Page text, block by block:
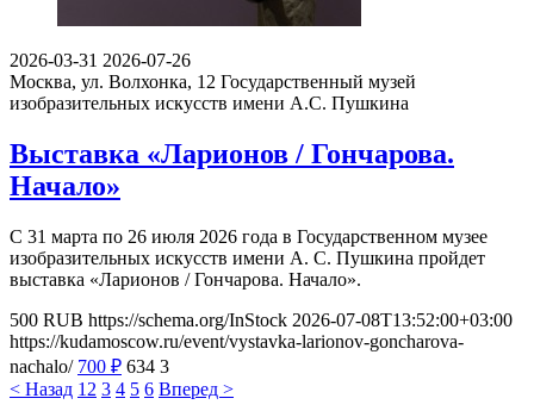
2026-03-31 2026-07-26
Москва, ул. Волхонка, 12 Государственный музей
изобразительных искусств имени А.С. Пушкина
Выставка «Ларионов / Гончарова.
Начало»
С 31 марта по 26 июля 2026 года в Государственном музее
изобразительных искусств имени А. С. Пушкина пройдет
выставка «Ларионов / Гончарова. Начало».
500 RUB https://schema.org/InStock 2026-07-08T13:52:00+03:00
https://kudamoscow.ru/event/vystavka-larionov-goncharova-
nachalo/ 700 ₽ 634 3
< Назад 1 2 3 4 5 6 Вперед >